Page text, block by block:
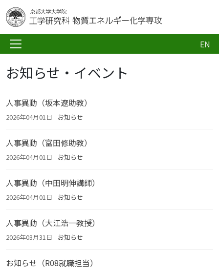
EN
お知らせ・イベント
人事異動（坂本遼助教）
2026年04月01日 お知らせ
人事異動（富田修助教）
2026年04月01日 お知らせ
人事異動（中田明伸講師）
2026年04月01日 お知らせ
人事異動（大江浩一教授）
2026年03月31日 お知らせ
お知らせ（R08就職担当）